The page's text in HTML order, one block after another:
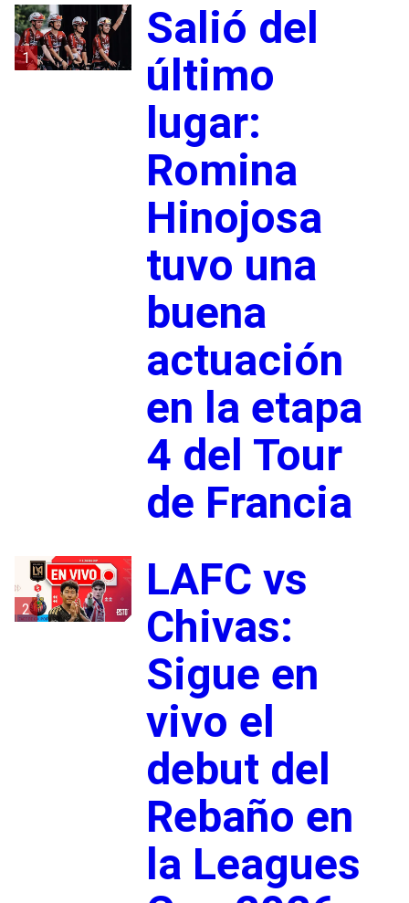
1
Salió del
último
lugar:
Romina
Hinojosa
tuvo una
buena
actuación
en la etapa
4 del Tour
de Francia
2
LAFC vs
Chivas:
Sigue en
vivo el
debut del
Rebaño en
la Leagues